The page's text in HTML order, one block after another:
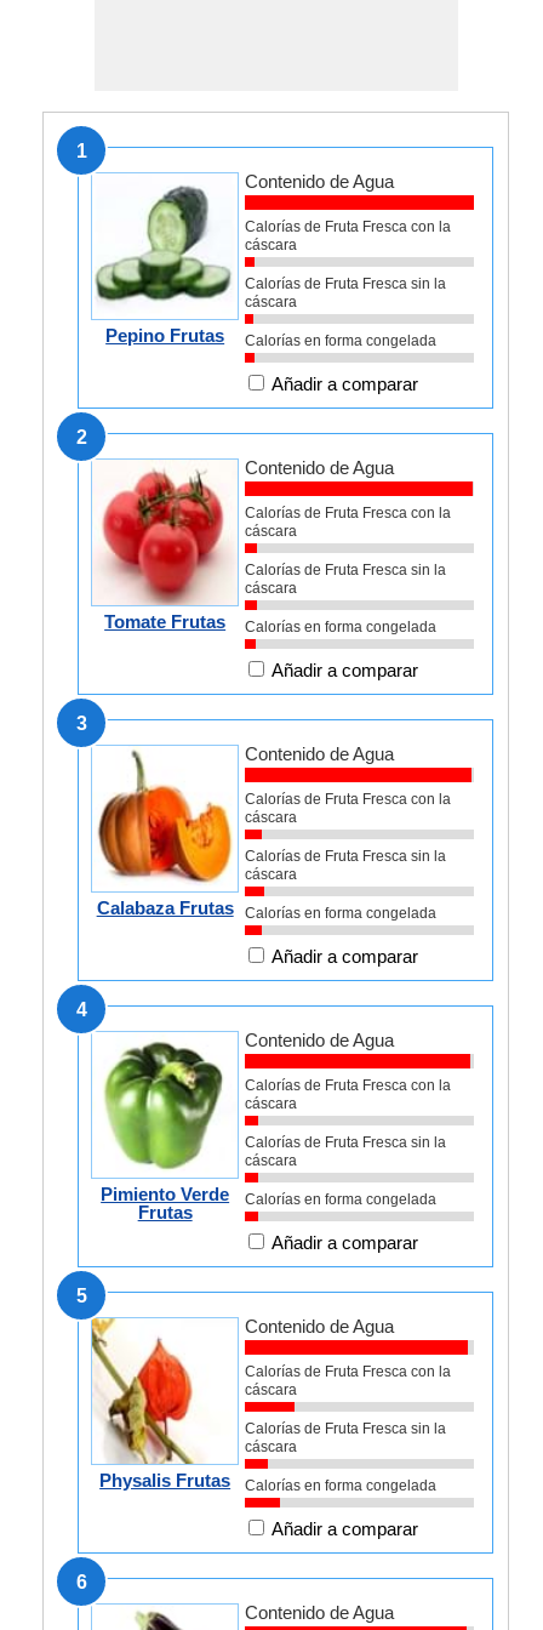
1
Pepino Frutas
Contenido de Agua
Calorías de Fruta Fresca con la
cáscara
Calorías de Fruta Fresca sin la
cáscara
Calorías en forma congelada
Añadir a comparar
2
Tomate Frutas
Contenido de Agua
Calorías de Fruta Fresca con la
cáscara
Calorías de Fruta Fresca sin la
cáscara
Calorías en forma congelada
Añadir a comparar
3
Calabaza Frutas
Contenido de Agua
Calorías de Fruta Fresca con la
cáscara
Calorías de Fruta Fresca sin la
cáscara
Calorías en forma congelada
Añadir a comparar
4
Pimiento Verde
Frutas
Contenido de Agua
Calorías de Fruta Fresca con la
cáscara
Calorías de Fruta Fresca sin la
cáscara
Calorías en forma congelada
Añadir a comparar
5
Physalis Frutas
Contenido de Agua
Calorías de Fruta Fresca con la
cáscara
Calorías de Fruta Fresca sin la
cáscara
Calorías en forma congelada
Añadir a comparar
6
Contenido de Agua